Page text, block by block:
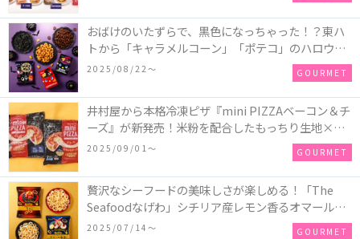
おばけのいたずらで、黒色になっちゃった！？東ハ
トから「キャラメルコーン」「ポテコ」のハロウィ
ン限定商品が新発売♪
2025/08/22〜 GOURMET
井村屋から本格冷凍ピザ『mini PIZZAベーコン＆チ
ーズ』が新発売！米粉を配合したもっちり生地×ご
ろごろ具材×とろけるチーズで満足感たっぷりのピ
2025/09/01〜 GOURMET
贅沢なシーフードの美味しさが楽しめる！「The
Seafoodなげわ」シチリア産レモン香るオマール海
老味、安曇野産わさび香るうに味が期間限定で新発
2025/07/14〜 GOURMET